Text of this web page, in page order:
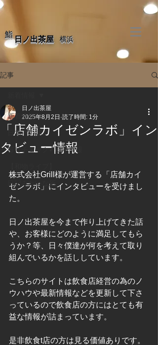
​日ノ出茶屋
​鮨
​横浜
記事
新着情報
日本酒の話。
毎月チェック✔新着情報
日記みたいな所。
「店舗カイゼンラボ」イン
タビュー情報
日ノ出茶屋
2025年8月2日 読了時間: 1分
株式会社Grill様が運営する「店舗カイ
ゼンラボ」にインタビューを受けまし
た。
日ノ出茶屋を今まで作り上げてきた話
や、お客様にどのように満足してもら
うか？等、日々僕達が何を考えて取り
組んでいるかを話ししています。
こちらのサイトは飲食店経営の為のノ
ウハウや最新情報などを更新して下さ
っているので飲食店の方にはとても有
益な情報が詰まっています。
是非飲食t店の方は見る価値ありです。